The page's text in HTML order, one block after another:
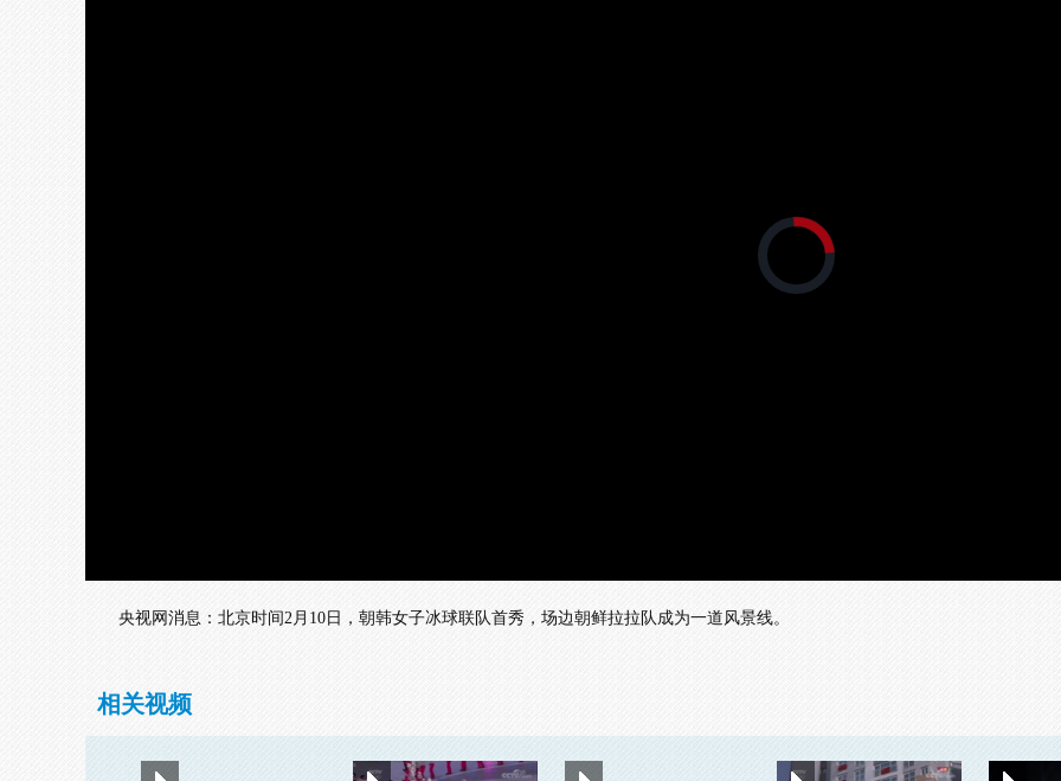
在
加
央视网消息：北京时间2月10日，朝韩女子冰球联队首秀，场边朝鲜拉拉队成为一道风景线。
相关视频